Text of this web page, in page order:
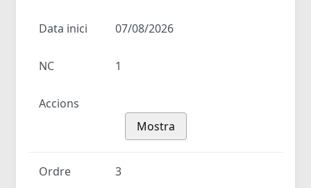
Data inici 07/08/2026
NC 1
Accions
Mostra
Ordre 3